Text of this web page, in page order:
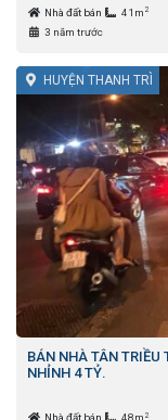
Nhà đất bán 41m 2
3 năm trước
HUYỆN THANH TRÌ
BÁN NHÀ TÂN TRIỀU
NHỈNH 4 TỶ.
2